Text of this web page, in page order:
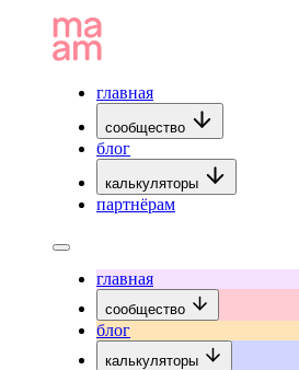
главная
сообщество
блог
калькуляторы
партнёрам
главная
сообщество
блог
калькуляторы